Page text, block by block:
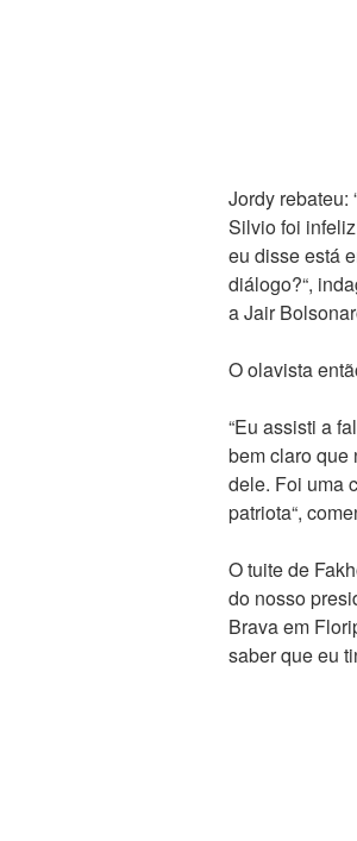
Jordy rebateu:
Silvio foi
eu disse está
diálogo?“,
a Jair
O olavista
“Eu assisti a
bem claro que
dele. Foi uma
patriota“,
O tuite de
do nosso
Brava em
saber que eu